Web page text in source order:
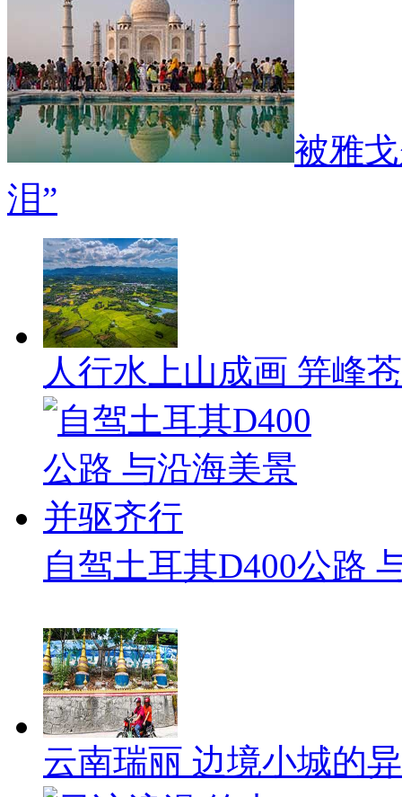
被雅
泪”
人行水上山成画 笄峰
自驾土耳其D400公路
云南瑞丽 边境小城的